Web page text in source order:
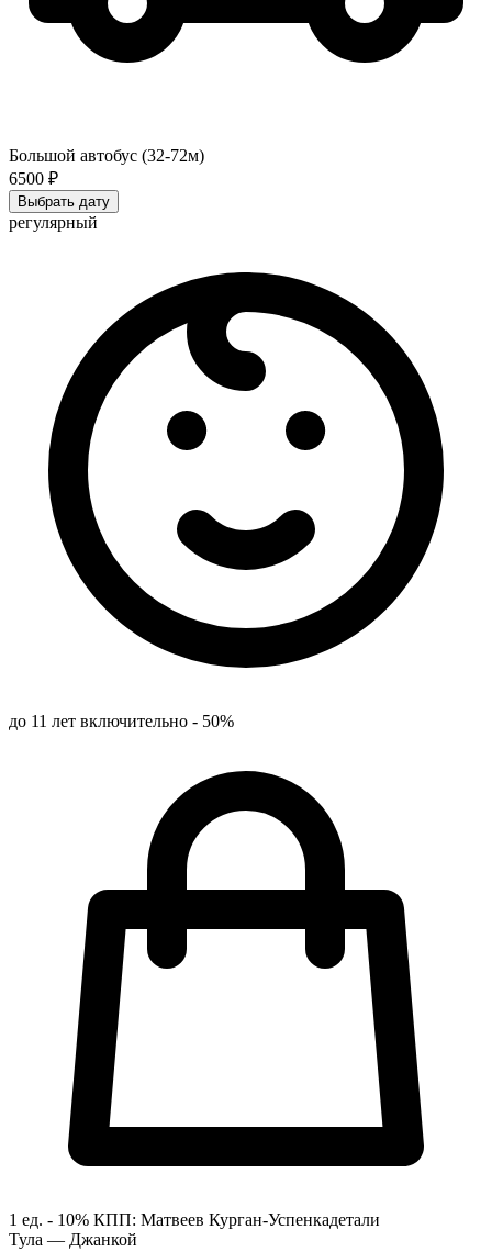
Большой автобус (32-72м)
6500 ₽
Выбрать дату
регулярный
до 11 лет включительно - 50%
1 ед. - 10% КПП: Матвеев Курган-Успенкадетали
Тула — Джанкой